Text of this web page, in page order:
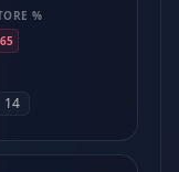
%
14